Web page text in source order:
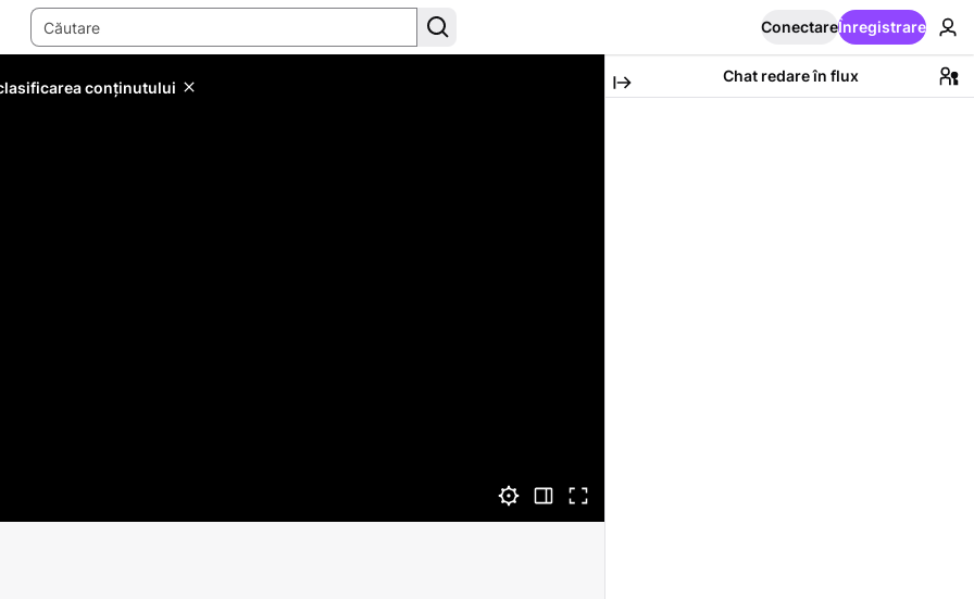
ConectareÎnregistrare
conținutului
Chat redare în flux